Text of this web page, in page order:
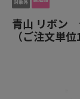
青山 リボン
（ご注文単